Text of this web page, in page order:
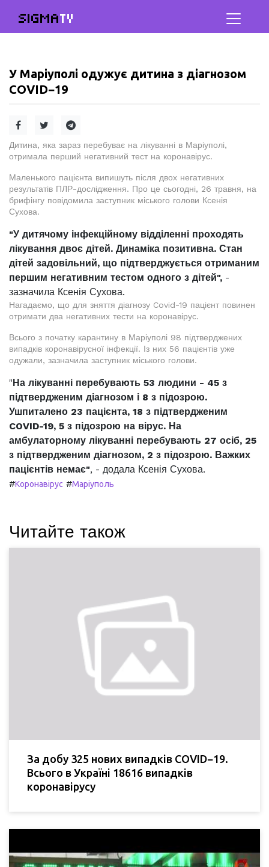
SIGMATV
У Маріуполі одужує дитина з діагнозом
COVID−19
Дитина, яка зараз перебуває на лікуванні в Маріуполі,
отримала перший негативний тест на коронавірус.
Маленького пацієнта випишуть після двох негативних
результатів ПЛР-дослідження. Про це сьогодні, 26 травня, на
брифінгу повідомила заступник міського голови Ксенія
Сухова.
"У дитячому інфекційному відділенні проходять
лікування двоє дітей. Динаміка позитивна. Стан
дітей задовільний, що підтверджується отриманим
першим негативним тестом одного з дітей", -
зазначила Ксенія Сухова.
Нагадаємо, що для зняття діагнозу Covid-19 пацієнт повинен
отримати два негативних тести на коронавірус.
Всього з початку карантину в Маріуполі 98 підтверджених
випадків коронавірусної інфекції. Із них 56 пацієнтів уже
одужали, зазначила заступник міського голови.
"На лікуванні перебувають 53 людини - 45 з
підтвердженим діагнозом і 8 з підозрою.
Ушпиталено 23 пацієнта, 18 з підтвердженим
COVID-19, 5 з підозрою на вірус. На
амбулаторному лікуванні перебувають 27 осіб, 25
з підтвердженим діагнозом, 2 з підозрою. Важких
пацієнтів немає", - додала Ксенія Сухова.
#Коронавірус #Маріуполь
Читайте також
За добу 325 нових випадків COVID−19.
Всього в Україні 18616 випадків
коронавірусу